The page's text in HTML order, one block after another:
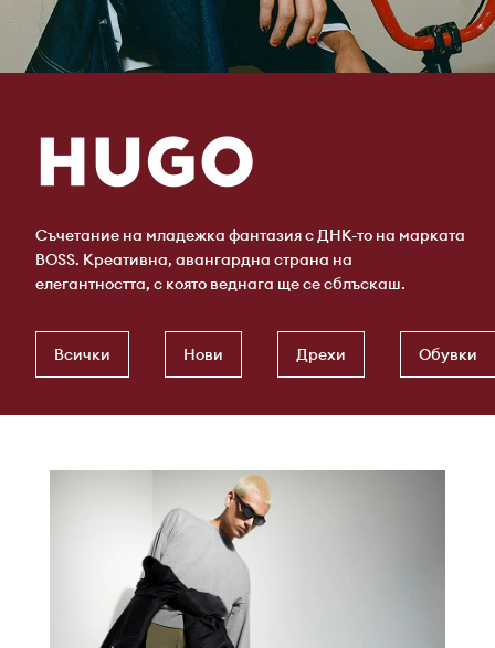
Съчетание на младежка фантазия с ДНК-то на марката
BOSS. Креативна, авангардна страна на
елегантността, с която веднага ще се сблъскаш.
Всички Нови Дрехи Обувки